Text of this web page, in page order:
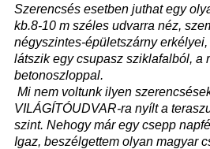
Szerencsés esetben juthat egy
kb.8-10 m széles udvarra néz,
négyszintes-épületszárny
látszik egy csupasz sziklafalból, a
betonoszloppal.
Mi nem voltunk ilyen
VILÁGÍTÓUDVAR-ra nyílt a
szint. Nehogy már egy csepp
Igaz, beszélgettem olyan magyar